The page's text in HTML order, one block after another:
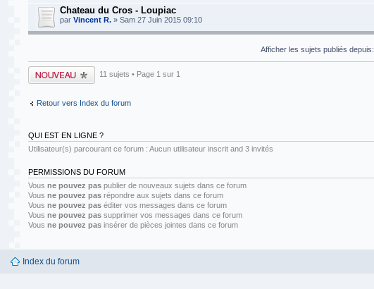
Chateau du Cros - Loupiac
par Vincent R. » Sam 27 Juin 2015 09:10
Afficher les sujets publiés depuis:
Publier un nouveau
sujet
11 sujets • Page 1 sur 1
Retour vers Index du forum
QUI EST EN LIGNE ?
Utilisateur(s) parcourant ce forum : Aucun utilisateur inscrit and 3 invités
PERMISSIONS DU FORUM
Vous ne pouvez pas publier de nouveaux sujets dans ce forum
Vous ne pouvez pas répondre aux sujets dans ce forum
Vous ne pouvez pas éditer vos messages dans ce forum
Vous ne pouvez pas supprimer vos messages dans ce forum
Vous ne pouvez pas insérer de pièces jointes dans ce forum
Index du forum